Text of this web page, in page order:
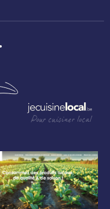
Pour cuisiner local